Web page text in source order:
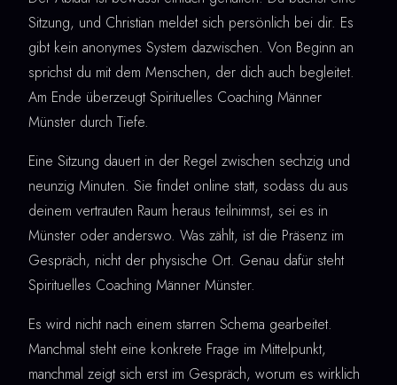
Sitzung, und Christian meldet sich persönlich bei dir. Es
gibt kein anonymes System dazwischen. Von Beginn an
sprichst du mit dem Menschen, der dich auch begleitet.
Am Ende überzeugt Spirituelles Coaching Männer
Münster durch Tiefe.
Eine Sitzung dauert in der Regel zwischen sechzig und
neunzig Minuten. Sie findet online statt, sodass du aus
deinem vertrauten Raum heraus teilnimmst, sei es in
Münster oder anderswo. Was zählt, ist die Präsenz im
Gespräch, nicht der physische Ort. Genau dafür steht
Spirituelles Coaching Männer Münster.
Es wird nicht nach einem starren Schema gearbeitet.
Manchmal steht eine konkrete Frage im Mittelpunkt,
manchmal zeigt sich erst im Gespräch, worum es wirklich